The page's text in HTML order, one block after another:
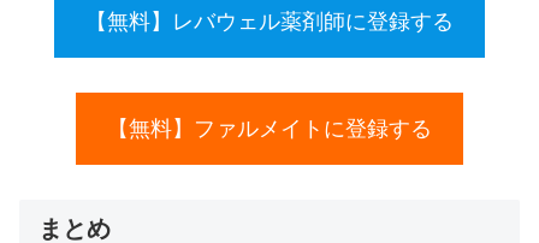
【無料】レバウェル薬剤師に登録する
【無料】ファルメイトに登録する
まとめ